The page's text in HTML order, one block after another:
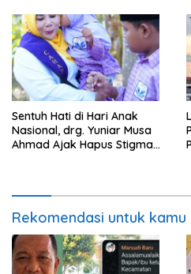
Pelanggaran UU ITE
Sentuh Hati di Hari Anak
Nasional, drg. Yuniar Musa
Ahmad Ajak Hapus Stigma
Rekomendasi untuk kamu